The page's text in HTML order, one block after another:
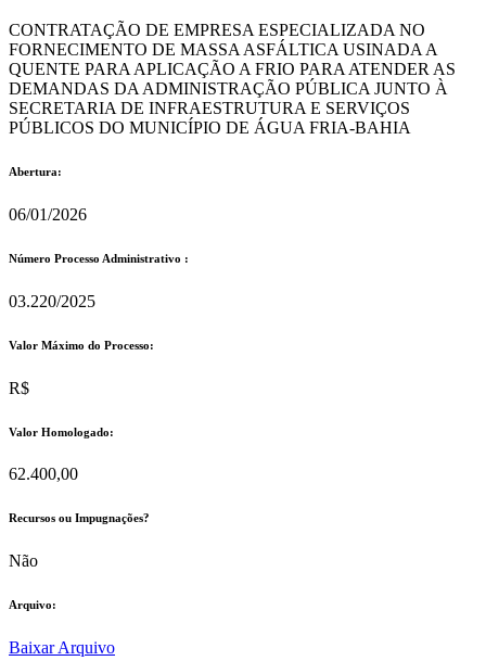
CONTRATAÇÃO DE EMPRESA ESPECIALIZADA NO
FORNECIMENTO DE MASSA ASFÁLTICA USINADA A
QUENTE PARA APLICAÇÃO A FRIO PARA ATENDER AS
DEMANDAS DA ADMINISTRAÇÃO PÚBLICA JUNTO À
SECRETARIA DE INFRAESTRUTURA E SERVIÇOS
PÚBLICOS DO MUNICÍPIO DE ÁGUA FRIA-BAHIA
Abertura:
06/01/2026
Número Processo Administrativo :
03.220/2025
Valor Máximo do Processo: ​
R$
Valor Homologado: ​
62.400,00
Recursos ou Impugnações? ​
Não
Arquivo:
Baixar Arquivo